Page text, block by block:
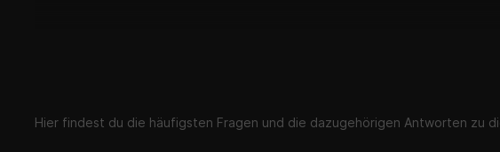
Hier findest du die häufigsten Fragen und die dazugehörigen Antworten zu